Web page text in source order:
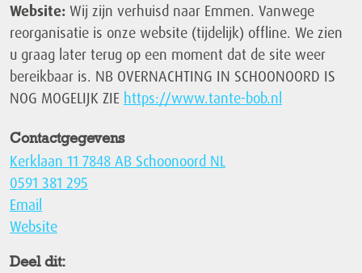
Website: Wij zijn verhuisd naar Emmen. Vanwege
reorganisatie is onze website (tijdelijk) offline. We zien
u graag later terug op een moment dat de site weer
bereikbaar is. NB OVERNACHTING IN SCHOONOORD IS
NOG MOGELIJK ZIE https://www.tante-bob.nl
Contactgegevens
Kerklaan 11 7848 AB Schoonoord NL
0591 381 295
Email
Website
Deel dit: